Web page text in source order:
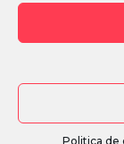
Politica de
Avís legal·